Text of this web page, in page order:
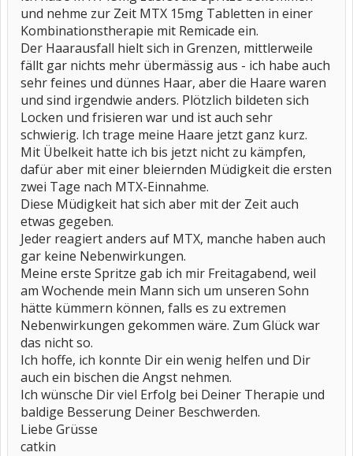
und nehme zur Zeit MTX 15mg Tabletten in einer
Kombinationstherapie mit Remicade ein.
Der Haarausfall hielt sich in Grenzen, mittlerweile
fällt gar nichts mehr übermässig aus - ich habe auch
sehr feines und dünnes Haar, aber die Haare waren
und sind irgendwie anders. Plötzlich bildeten sich
Locken und frisieren war und ist auch sehr
schwierig. Ich trage meine Haare jetzt ganz kurz.
Mit Übelkeit hatte ich bis jetzt nicht zu kämpfen,
dafür aber mit einer bleiernden Müdigkeit die ersten
zwei Tage nach MTX-Einnahme.
Diese Müdigkeit hat sich aber mit der Zeit auch
etwas gegeben.
Jeder reagiert anders auf MTX, manche haben auch
gar keine Nebenwirkungen.
Meine erste Spritze gab ich mir Freitagabend, weil
am Wochende mein Mann sich um unseren Sohn
hätte kümmern können, falls es zu extremen
Nebenwirkungen gekommen wäre. Zum Glück war
das nicht so.
Ich hoffe, ich konnte Dir ein wenig helfen und Dir
auch ein bischen die Angst nehmen.
Ich wünsche Dir viel Erfolg bei Deiner Therapie und
baldige Besserung Deiner Beschwerden.
Liebe Grüsse
catkin